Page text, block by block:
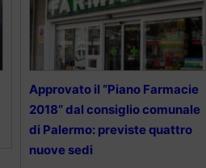
Approvato il “Piano Farmacie
2018” dal consiglio comunale
di Palermo: previste quattro
nuove sedi